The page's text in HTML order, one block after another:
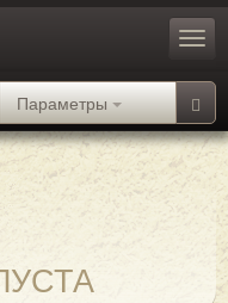
Параметры